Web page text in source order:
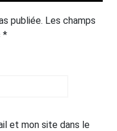
publiée. Les champs
*
et mon site dans le